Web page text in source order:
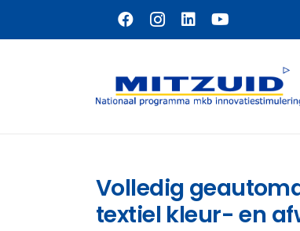
Volledig
textiel kleur- en